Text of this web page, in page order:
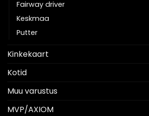
Fairway driver
Keskmaa
Putter
Kinkekaart
Kotid
Muu varustus
MVP/AXIOM